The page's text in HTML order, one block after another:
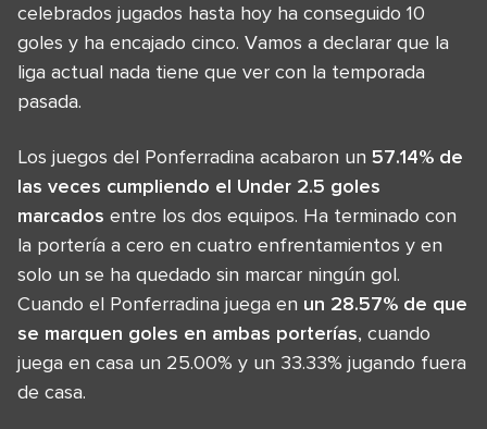
celebrados jugados hasta hoy ha conseguido 10
goles y ha encajado cinco. Vamos a declarar que la
liga actual nada tiene que ver con la temporada
pasada.
Los juegos del Ponferradina acabaron un 57.14% de
las veces cumpliendo el Under 2.5 goles
marcados entre los dos equipos. Ha terminado con
la portería a cero en cuatro enfrentamientos y en
solo un se ha quedado sin marcar ningún gol.
Cuando el Ponferradina juega en un 28.57% de que
se marquen goles en ambas porterías, cuando
juega en casa un 25.00% y un 33.33% jugando fuera
de casa.